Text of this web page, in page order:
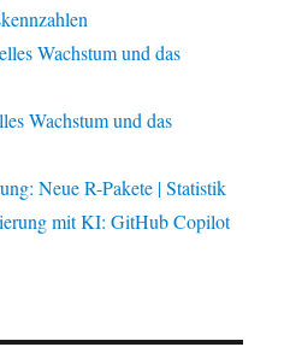
Wachstum und das
Wachstum und das
Neue R-Pakete | Statistik
mit KI: GitHub Copilot